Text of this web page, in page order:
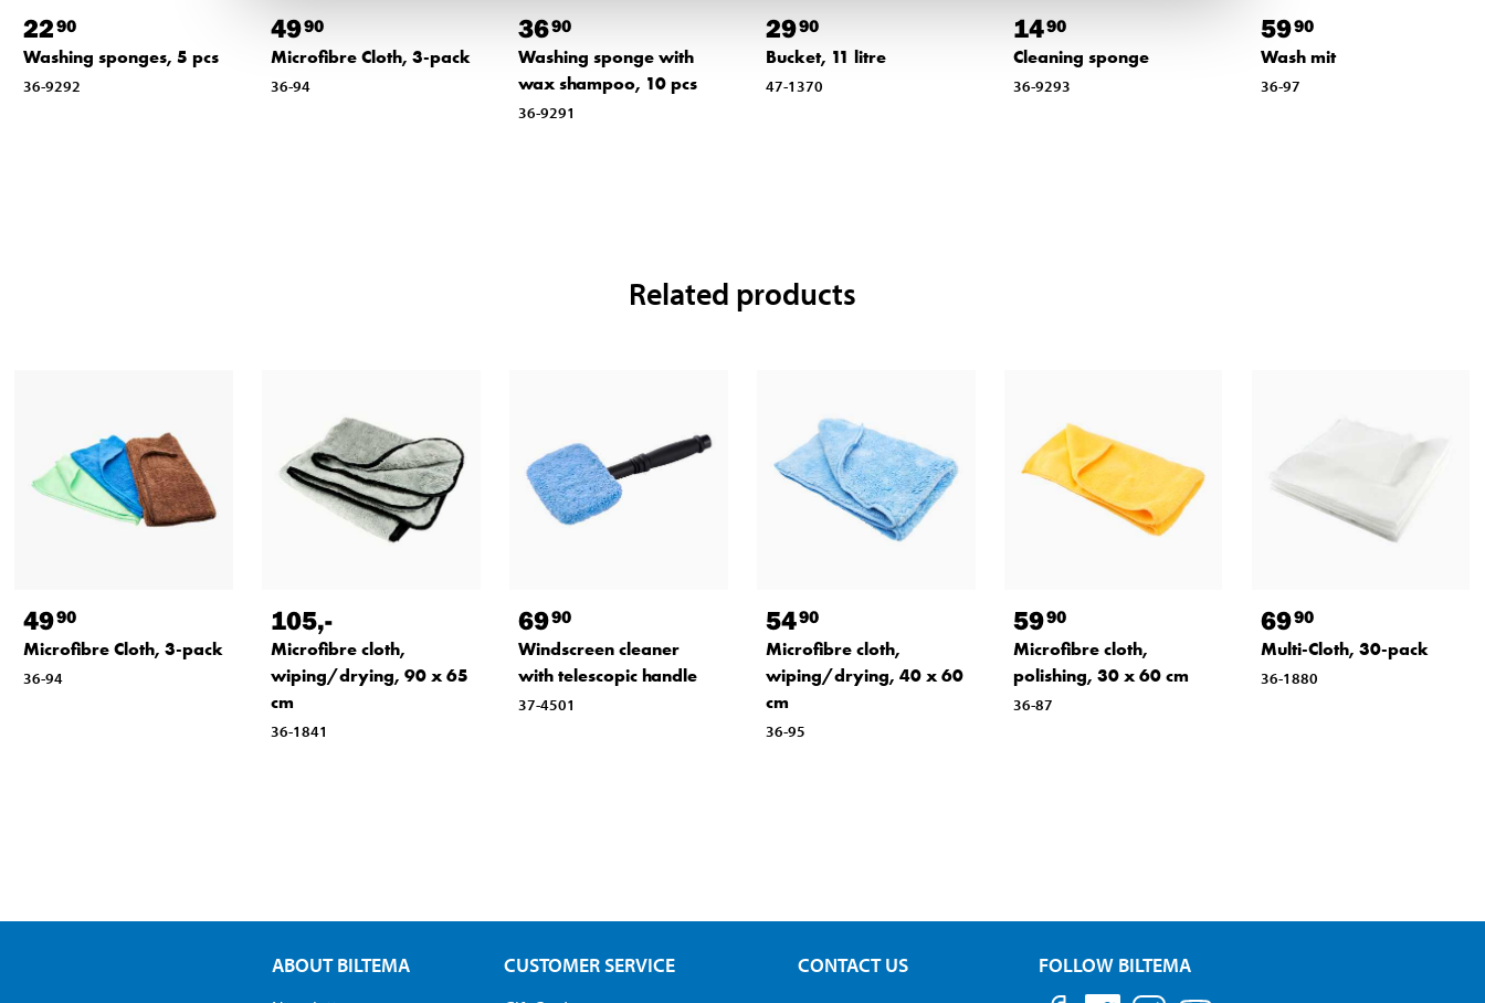
2290
Washing sponges, 5 pcs
36-9292
4990
Microfibre Cloth, 3-pack
36-94
3690
Washing sponge with
wax shampoo, 10 pcs
36-9291
2990
Bucket, 11 litre
47-1370
1490
Cleaning sponge
36-9293
5990
Wash mit
36-97
Related products
4990
Microfibre Cloth, 3-pack
36-94
105,-
Microfibre cloth,
wiping/drying, 90 x 65
cm
36-1841
6990
Windscreen cleaner
with telescopic handle
37-4501
5490
Microfibre cloth,
wiping/drying, 40 x 60
cm
36-95
5990
Microfibre cloth,
polishing, 30 x 60 cm
36-87
6990
Multi-Cloth, 30-pack
36-1880
ABOUT BILTEMA CUSTOMER SERVICE CONTACT US FOLLOW BILTEMA